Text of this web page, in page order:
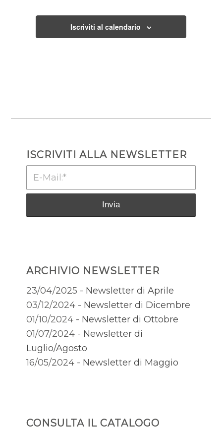
Iscriviti al calendario
ISCRIVITI ALLA NEWSLETTER
ARCHIVIO NEWSLETTER
23/04/2025 - Newsletter di Aprile
03/12/2024 - Newsletter di Dicembre
01/10/2024 - Newsletter di Ottobre
01/07/2024 - Newsletter di
Luglio/Agosto
16/05/2024 - Newsletter di Maggio
CONSULTA IL CATALOGO